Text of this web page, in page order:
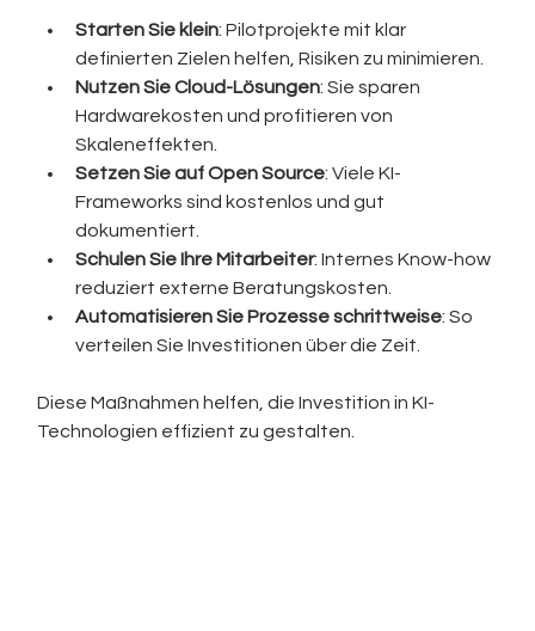
Starten Sie klein: Pilotprojekte mit klar
definierten Zielen helfen, Risiken zu minimieren.
Nutzen Sie Cloud-Lösungen: Sie sparen
Hardwarekosten und profitieren von
Skaleneffekten.
Setzen Sie auf Open Source: Viele KI-
Frameworks sind kostenlos und gut
dokumentiert.
Schulen Sie Ihre Mitarbeiter: Internes Know-how
reduziert externe Beratungskosten.
Automatisieren Sie Prozesse schrittweise: So
verteilen Sie Investitionen über die Zeit.
Diese Maßnahmen helfen, die Investition in KI-
Technologien effizient zu gestalten.